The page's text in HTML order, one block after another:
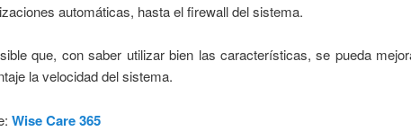
automáticas, hasta el firewall del sistema.
que, con saber utilizar bien las características, se pueda
la velocidad del sistema.
Wise Care 365